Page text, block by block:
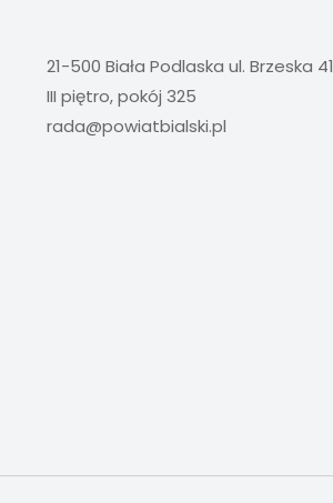
21-500 Biała Podlaska ul. Brzeska 41
III piętro, pokój 325
rada@powiatbialski.pl